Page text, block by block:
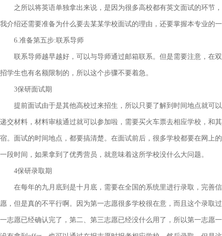
之所以将英语单独拿出来说，是因为很多高校都有英文面试的环节
我介绍还需要准备为什么要去某某学校面试的理由，还要掌握本专业的
6.准备第五步:联系导师
联系导师越早越好，可以与导师通过邮箱联系。但是需要注意，在
招学生也有名额限制的，所以这个步骤不要着急。
3保研面试期
提前面试由于是其他高校过来招生，所以只要了解到时间地点就可
递交材料，材料审核通过就可以参加啦，需要买火车票去相应学校，和
宿。面试的时间地点，都要搞清楚。在面试前后，很多学校都要在网上
一段时间，如果拿到了优秀营员，就意味着这所学校没什么大问题。
4保研录取期
在每年的九月底到是十月底，需要在全国的系统里进行录取，完善
愿，但是真的不平行啊。因为第一志愿很多学校很在意，而且这个录取
一志愿已经确认完了，第二、第三志愿已经没什么用了，所以第一志愿